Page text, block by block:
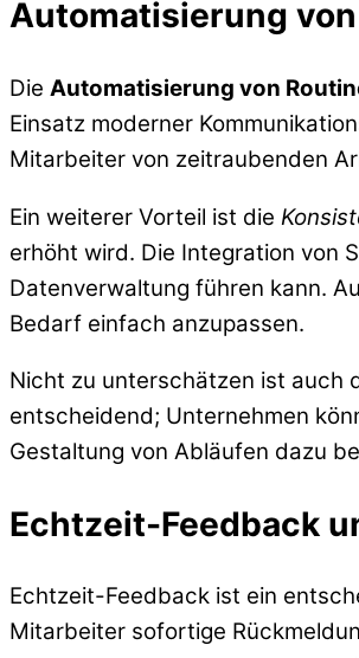
Automatisierung
Die Automatisierung von
Einsatz moderner
Mitarbeiter von zeitraubenden
Ein weiterer Vorteil ist die
erhöht wird. Die Integration von
Datenverwaltung führen kann.
Bedarf einfach anzupassen.
Nicht zu unterschätzen ist auch
entscheidend; Unternehmen
Gestaltung von Abläufen dazu
Echtzeit-Feedback
Echtzeit-Feedback ist ein
Mitarbeiter sofortige